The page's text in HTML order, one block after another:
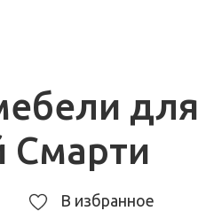
для
Смарти
В избранное